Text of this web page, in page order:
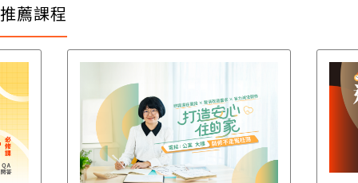
推薦課程